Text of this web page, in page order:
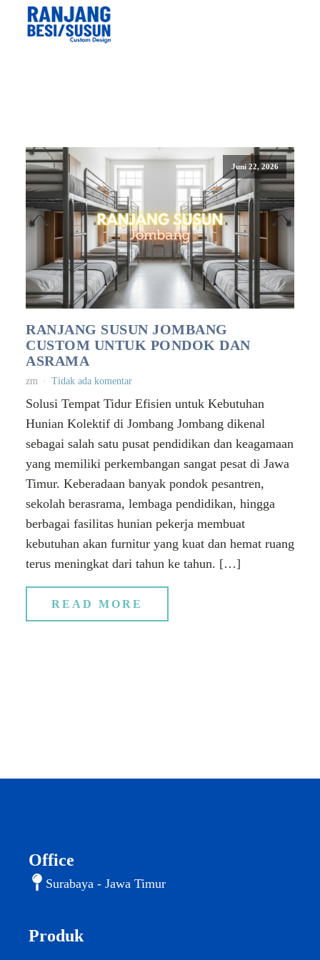
Juni 22, 2026
RANJANG SUSUN JOMBANG
CUSTOM UNTUK PONDOK DAN
ASRAMA
zm Tidak ada komentar
Solusi Tempat Tidur Efisien untuk Kebutuhan
Hunian Kolektif di Jombang Jombang dikenal
sebagai salah satu pusat pendidikan dan keagamaan
yang memiliki perkembangan sangat pesat di Jawa
Timur. Keberadaan banyak pondok pesantren,
sekolah berasrama, lembaga pendidikan, hingga
berbagai fasilitas hunian pekerja membuat
kebutuhan akan furnitur yang kuat dan hemat ruang
terus meningkat dari tahun ke tahun. […]
READ MORE
Office
Surabaya - Jawa Timur
Produk